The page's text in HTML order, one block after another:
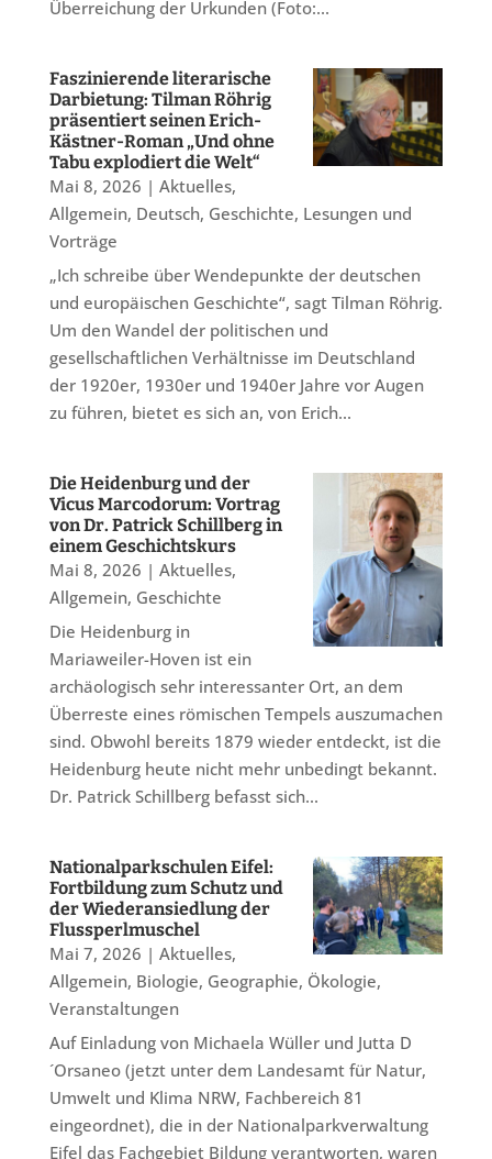
Überreichung der Urkunden (Foto:...
Faszinierende literarische
Darbietung: Tilman Röhrig
präsentiert seinen Erich-
Kästner-Roman „Und ohne
Tabu explodiert die Welt“
Mai 8, 2026 | Aktuelles,
Allgemein, Deutsch, Geschichte, Lesungen und
Vorträge
„Ich schreibe über Wendepunkte der deutschen
und europäischen Geschichte“, sagt Tilman Röhrig.
Um den Wandel der politischen und
gesellschaftlichen Verhältnisse im Deutschland
der 1920er, 1930er und 1940er Jahre vor Augen
zu führen, bietet es sich an, von Erich...
Die Heidenburg und der
Vicus Marcodorum: Vortrag
von Dr. Patrick Schillberg in
einem Geschichtskurs
Mai 8, 2026 | Aktuelles,
Allgemein, Geschichte
Die Heidenburg in
Mariaweiler-Hoven ist ein
archäologisch sehr interessanter Ort, an dem
Überreste eines römischen Tempels auszumachen
sind. Obwohl bereits 1879 wieder entdeckt, ist die
Heidenburg heute nicht mehr unbedingt bekannt.
Dr. Patrick Schillberg befasst sich...
Nationalparkschulen Eifel:
Fortbildung zum Schutz und
der Wiederansiedlung der
Flussperlmuschel
Mai 7, 2026 | Aktuelles,
Allgemein, Biologie, Geographie, Ökologie,
Veranstaltungen
Auf Einladung von Michaela Wüller und Jutta D
´Orsaneo (jetzt unter dem Landesamt für Natur,
Umwelt und Klima NRW, Fachbereich 81
eingeordnet), die in der Nationalparkverwaltung
Eifel das Fachgebiet Bildung verantworten, waren